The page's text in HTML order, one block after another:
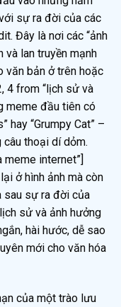
sự ra đời của các
Đây là nơi các “ảnh
và lan truyền mạnh
văn bản ở trên hoặc
4 from “lịch sử và
meme đầu tiên có
hay “Grumpy Cat” –
thoại dí dỏm.
meme internet”]
ở hình ảnh mà còn
sau sự ra đời của
sử và ảnh hưởng
hài hước, dễ sao
mới cho văn hóa
của một trào lưu